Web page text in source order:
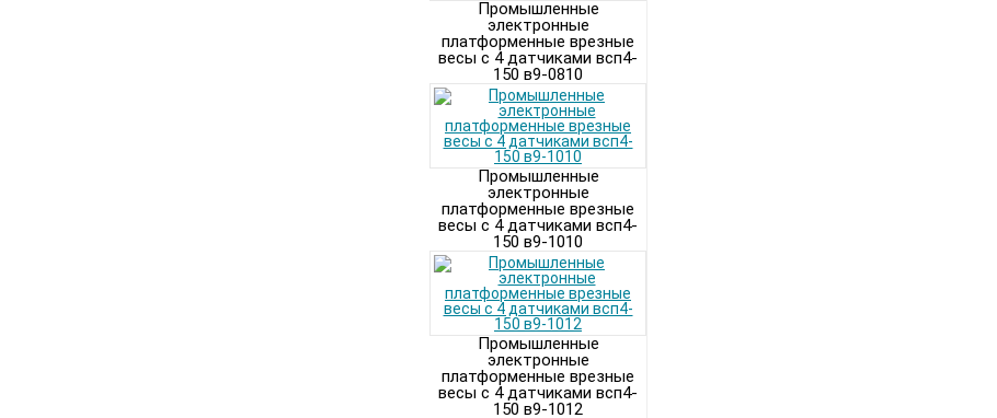
Промышленные
электронные
платформенные врезные
весы с 4 датчиками всп4-
150 в9-0810
Промышленные
электронные
платформенные врезные
весы с 4 датчиками всп4-
150 в9-1010
Промышленные
электронные
платформенные врезные
весы с 4 датчиками всп4-
150 в9-1012